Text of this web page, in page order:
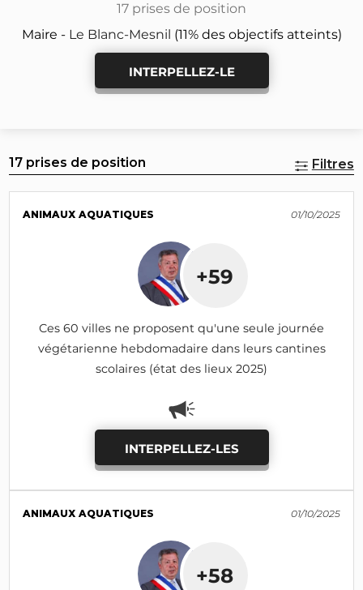
17 prises de position
Maire - Le Blanc-Mesnil (11% des objectifs atteints)
INTERPELLEZ-LE
17 prises de position Filtres
ANIMAUX AQUATIQUES 01/10/2025
+59
Ces 60 villes ne proposent qu'une seule journée
végétarienne hebdomadaire dans leurs cantines
scolaires (état des lieux 2025)
INTERPELLEZ-LES
ANIMAUX AQUATIQUES 01/10/2025
+58